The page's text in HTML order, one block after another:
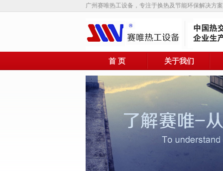
广州赛唯热工设备，专注于换热及节能环保解决方案
首 页 关于我们